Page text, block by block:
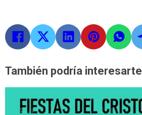
También podría interesarte